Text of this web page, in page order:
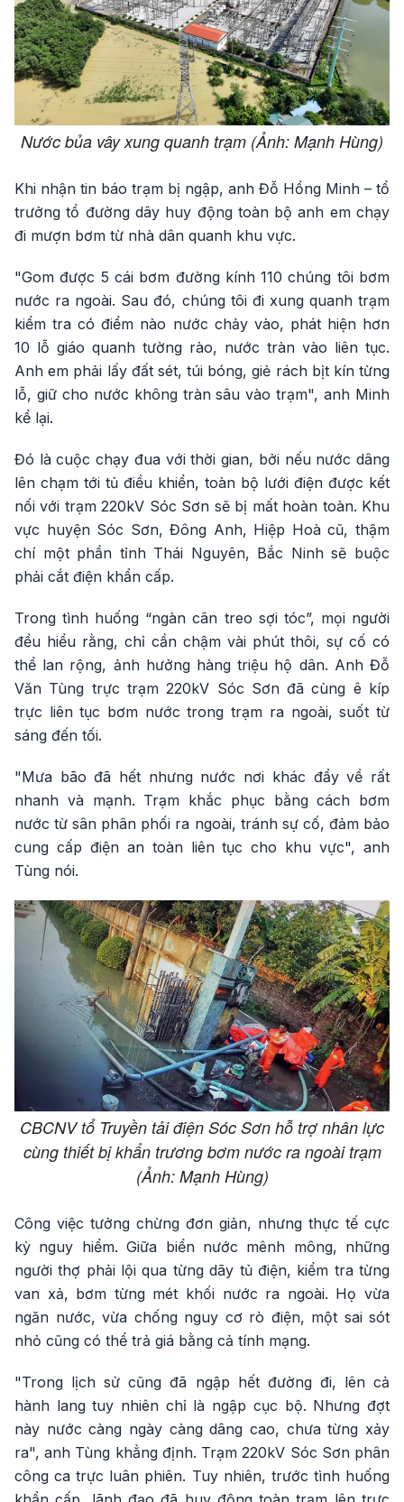
Nước bủa vây xung quanh trạm (Ảnh: Mạnh Hùng)
Khi nhận tin báo trạm bị ngập, anh Đỗ Hồng Minh – tổ
trưởng tổ đường dây huy động toàn bộ anh em chạy
đi mượn bơm từ nhà dân quanh khu vực.
"Gom được 5 cái bơm đường kính 110 chúng tôi bơm
nước ra ngoài. Sau đó, chúng tôi đi xung quanh trạm
kiểm tra có điểm nào nước chảy vào, phát hiện hơn
10 lỗ giáo quanh tường rào, nước tràn vào liên tục.
Anh em phải lấy đất sét, túi bóng, giẻ rách bịt kín từng
lỗ, giữ cho nước không tràn sâu vào trạm", anh Minh
kể lại.
Đó là cuộc chạy đua với thời gian, bởi nếu nước dâng
lên chạm tới tủ điều khiển, toàn bộ lưới điện được kết
nối với trạm 220kV Sóc Sơn sẽ bị mất hoàn toàn. Khu
vực huyện Sóc Sơn, Đông Anh, Hiệp Hoà cũ, thậm
chí một phần tỉnh Thái Nguyên, Bắc Ninh sẽ buộc
phải cắt điện khẩn cấp.
Trong tình huống “ngàn cân treo sợi tóc”, mọi người
đều hiểu rằng, chỉ cần chậm vài phút thôi, sự cố có
thể lan rộng, ảnh hưởng hàng triệu hộ dân. Anh Đỗ
Văn Tùng trực trạm 220kV Sóc Sơn đã cùng ê kíp
trực liên tục bơm nước trong trạm ra ngoài, suốt từ
sáng đến tối.
"Mưa bão đã hết nhưng nước nơi khác đẩy về rất
nhanh và mạnh. Trạm khắc phục bằng cách bơm
nước từ sân phân phối ra ngoài, tránh sự cố, đảm bảo
cung cấp điện an toàn liên tục cho khu vực", anh
Tùng nói.
CBCNV tổ Truyền tải điện Sóc Sơn hỗ trợ nhân lực
cùng thiết bị khẩn trương bơm nước ra ngoài trạm
(Ảnh: Mạnh Hùng)
Công việc tưởng chừng đơn giản, nhưng thực tế cực
kỳ nguy hiểm. Giữa biển nước mênh mông, những
người thợ phải lội qua từng dãy tủ điện, kiểm tra từng
van xả, bơm từng mét khối nước ra ngoài. Họ vừa
ngăn nước, vừa chống nguy cơ rò điện, một sai sót
nhỏ cũng có thể trả giá bằng cả tính mạng.
"Trong lịch sử cũng đã ngập hết đường đi, lên cả
hành lang tuy nhiên chỉ là ngập cục bộ. Nhưng đợt
này nước càng ngày càng dâng cao, chưa từng xảy
ra", anh Tùng khẳng định. Trạm 220kV Sóc Sơn phân
công ca trực luân phiên. Tuy nhiên, trước tình huống